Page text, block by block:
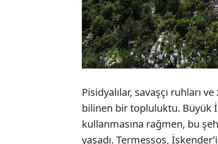
Pisidyalılar, savaşçı ruhları
bilinen bir topluluktu. Büyük
kullanmasına rağmen, bu
yaşadı. Termessos,